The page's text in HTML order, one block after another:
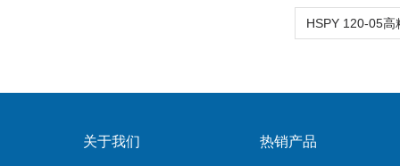
关于我们 热销产品